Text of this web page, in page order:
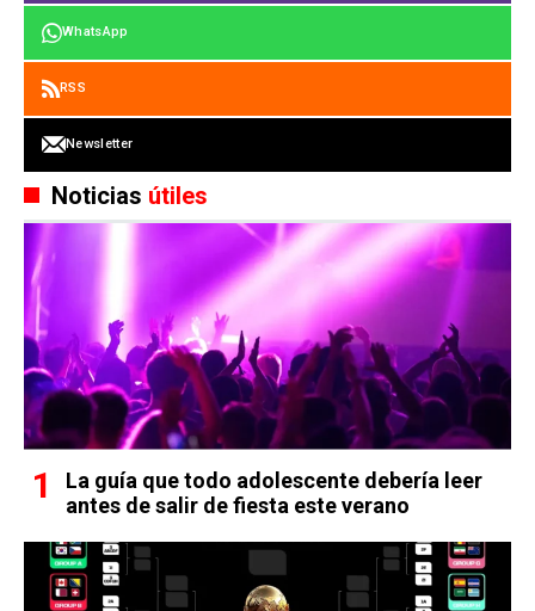
WhatsApp
RSS
Newsletter
Noticias útiles
La guía que todo adolescente debería leer
antes de salir de fiesta este verano